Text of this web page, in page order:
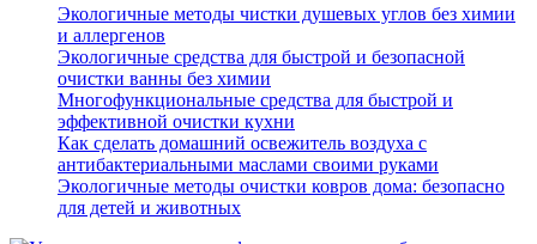
Экологичные методы чистки душевых углов без химии
и аллергенов
Экологичные средства для быстрой и безопасной
очистки ванны без химии
Многофункциональные средства для быстрой и
эффективной очистки кухни
Как сделать домашний освежитель воздуха с
антибактериальными маслами своими руками
Экологичные методы очистки ковров дома: безопасно
для детей и животных